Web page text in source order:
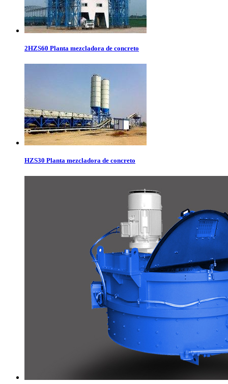
2HZS60 Planta mezcladora de concreto
HZS30 Planta mezcladora de concreto